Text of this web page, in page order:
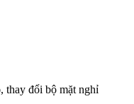
thay đổi bộ mặt nghỉ